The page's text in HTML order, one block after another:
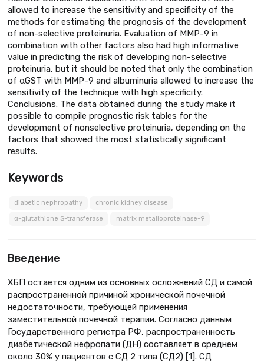
allowed to increase the sensitivity and specificity of the
methods for estimating the prognosis of the development
of non-selective proteinuria. Evaluation of MMP-9 in
combination with other factors also had high informative
value in predicting the risk of developing non-selective
proteinuria, but it should be noted that only the combination
of αGST with MMP-9 and albuminuria allowed to increase the
sensitivity of the technique with high specificity.
Conclusions. The data obtained during the study make it
possible to compile prognostic risk tables for the
development of nonselective proteinuria, depending on the
factors that showed the most statistically significant
results.
Keywords
diabetic nephropathy chronic kidney disease
α-glutathione S-transferase matrix metalloproteinase-9
Введение
ХБП остается одним из основных осложнений СД и самой
распространенной причиной хронической почечной
недостаточности, требующей применения
заместительной почечной терапии. Согласно данным
Государственного регистра РФ, распространенность
диабетической нефропати (ДН) составляет в среднем
около 30% у пациентов с СД 2 типа (СД2) [1]. СД